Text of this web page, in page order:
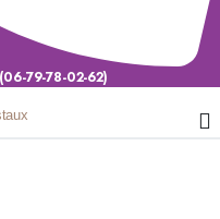
(06-79-78-02-62)